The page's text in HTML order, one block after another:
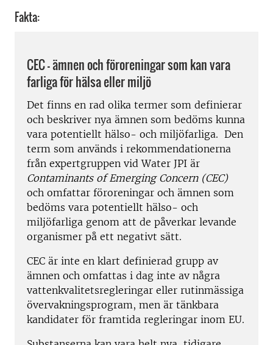
Fakta:
CEC – ämnen och föroreningar som kan vara
farliga för hälsa eller miljö
Det finns en rad olika termer som definierar
och beskriver nya ämnen som bedöms kunna
vara potentiellt hälso- och miljöfarliga. Den
term som används i rekommendationerna
från expertgruppen vid Water JPI är
Contaminants of Emerging Concern (CEC)
och omfattar föroreningar och ämnen som
bedöms vara potentiellt hälso- och
miljöfarliga genom att de påverkar levande
organismer på ett negativt sätt.
CEC är inte en klart definierad grupp av
ämnen och omfattas i dag inte av några
vattenkvalitetsregleringar eller rutinmässiga
övervakningsprogram, men är tänkbara
kandidater för framtida regleringar inom EU.